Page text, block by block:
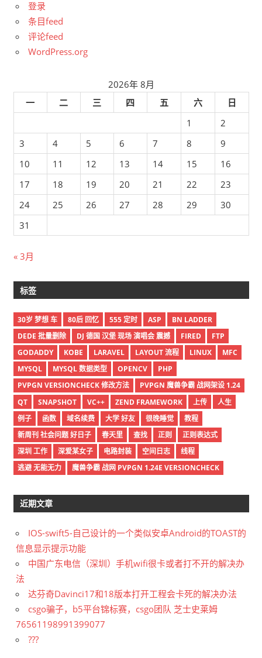
登录
条目feed
评论feed
WordPress.org
2026年 8月
一
二 三 四 五 六
日
1
2
3
4 5 6 7 8
9
10
11 12 13 14 15
16
17
18 19 20 21 22
23
24
25 26 27 28 29
30
31
« 3月
标签
30岁 梦想 车 80后 回忆 555 定时 ASP
BN LADDER
DEDE 批量删除
DJ 德国 汉堡 现场 演唱会 震撼 FIRED
FTP
GODADDY
KOBE LARAVEL LAYOUT 流程 LINUX
MFC
MYSQL
MYSQL 数据类型 OPENCV
PHP
PVPGN VERSIONCHECK 修改方法
PVPGN 魔兽争霸 战网架设 1.24
QT
SNAPSHOT VC++ ZEND FRAMEWORK 上传
人生
例子
函数 域名续费 大学 好友 很晚睡觉
教程
新周刊 社会问题 好日子
春天里 查找 正则
正则表达式
深圳 工作
深爱某女子 电路封装 空间日志
线程
逃避 无能无力
魔兽争霸 战网 PVPGN 1.24E VERSIONCHECK
近期文章
IOS-swift5-自己设计的一个类似安卓Android的TOAST的
信息显示提示功能
中国广东电信（深圳）手机wifi很卡或者打不开的解决办
法
达芬奇Davinci17和18版本打开工程会卡死的解决办法
csgo骗子，b5平台锦标赛，csgo团队 芝士史莱姆
76561198991399077
???